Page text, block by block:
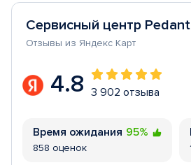
Сервисный центр
Отзывы из Яндекс Карт
4.8 3 902 отзыва
Время ожидания 95%
858 оценок